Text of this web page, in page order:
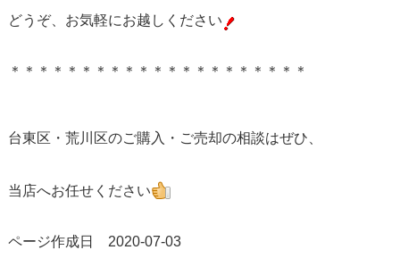
どうぞ、お気軽にお越しください
＊＊＊＊＊＊＊＊＊＊＊＊＊＊＊＊＊＊＊＊＊
台東区・荒川区のご購入・ご売却の相談はぜひ、
当店へお任せください
ページ作成日 2020-07-03